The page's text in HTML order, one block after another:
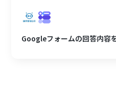
Googleフォームの回答内容